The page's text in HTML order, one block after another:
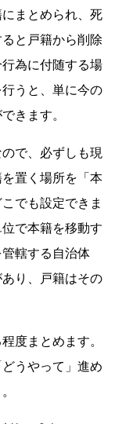
まとめられ、死
と戸籍から削除
為に付随する場
うと、単に今の
きます。
で、必ずしも現
置く場所を「本
でも設定できま
で本籍を移動す
轄する自治体
あり、戸籍はその
度まとめます。
うやって」進め